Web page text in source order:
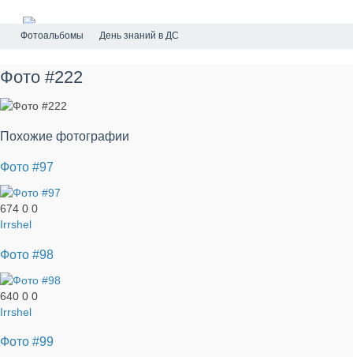
Фотоальбомы День знаний в ДС
Фото #222
Похожие фотографии
Фото #97
674 0 0
Irrshel
Фото #98
640 0 0
Irrshel
Фото #99